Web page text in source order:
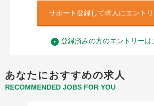
サポート登録して求人にエント
登録済みの方のエントリーは
あなたにおすすめの求人
RECOMMENDED JOBS FOR YOU